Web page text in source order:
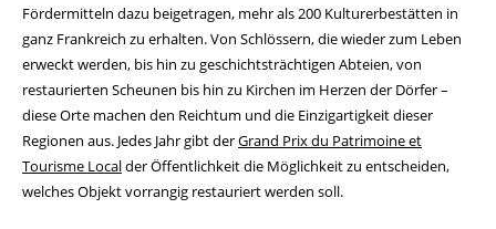
Fördermitteln dazu beigetragen, mehr als 200 Kulturerbestätten in
ganz Frankreich zu erhalten. Von Schlössern, die wieder zum Leben
erweckt werden, bis hin zu geschichtsträchtigen Abteien, von
restaurierten Scheunen bis hin zu Kirchen im Herzen der Dörfer –
diese Orte machen den Reichtum und die Einzigartigkeit dieser
Regionen aus. Jedes Jahr gibt derGrand Prix du Patrimoine et
Tourisme Localder Öffentlichkeit die Möglichkeit zu entscheiden,
welches Objekt vorrangig restauriert werden soll.